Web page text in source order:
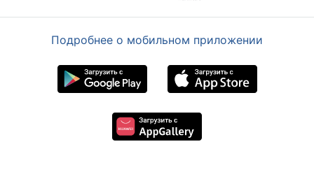
Подробнее о мобильном приложении